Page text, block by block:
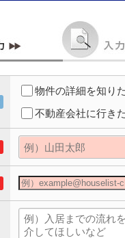
物件の詳細を知り
不動産会社に行き